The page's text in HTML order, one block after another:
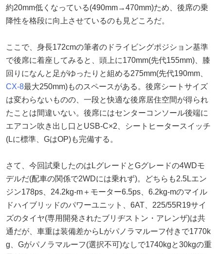
約20mm低くなっている(490mm→470mm)ため、後席の乗
降性を格段に向上させているのも見どころだ。
ここで、身長172cmの筆者のドライビングポジション基準
で後席に着座してみると、頭上に170mm(先代155mm)、膝
回りになんと足がゆったりと組める275mm(先代190mm、
CX-8最大250mm)ものスペースがある。後席シートサイズ
は変わらないものの、一段と快適な後席居住空間が得られ
たことは間違いない。後席にはセンターコンソール後端に
エアコン吹き出し口とUSB-C×2、シートヒータースイッチ
(Lに標準、GはOP)も完備する。
さて、今回試乗したのはLグレードとGグレードの4WDモ
デルだ(配車の関係で2WDには乗れず)。どちらも2.5Lエン
ジン178ps、24.2kg-m＋モーター6.5ps、6.2kg-mのマイル
ドハイブリッドのパワーユニット、6AT、225/55R19サイ
ズのタイヤ(専用開発されたブリヂストン・アレンザ)は共
通だが、車重は装備差からLがパノラマルーフ付きで1770k
g、Gがパノラマルーフ(選択不可)なしで1740kgと30kgの重